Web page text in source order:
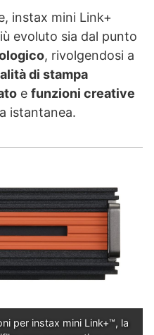
instax mini Link+
evoluto sia dal punto
, rivolgendosi a
di stampa
e funzioni creative
istantanea.
per instax mini Link+™, la